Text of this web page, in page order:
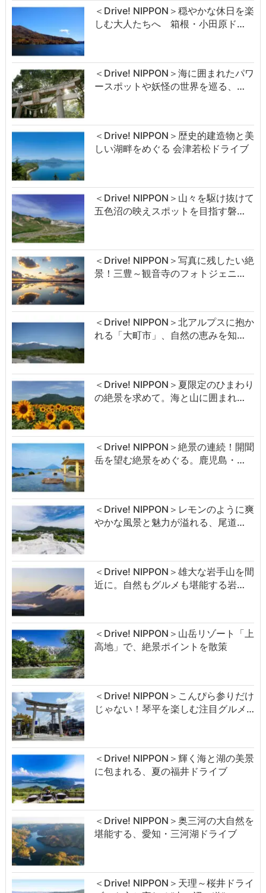
＜Drive! NIPPON＞穏やかな休日を楽
しむ大人たちへ 箱根・小田原ド…
＜Drive! NIPPON＞海に囲まれたパワ
ースポットや妖怪の世界を巡る、…
＜Drive! NIPPON＞歴史的建造物と美
しい湖畔をめぐる 会津若松ドライブ
＜Drive! NIPPON＞山々を駆け抜けて
五色沼の映えスポットを目指す磐…
＜Drive! NIPPON＞写真に残したい絶
景！三豊～観音寺のフォトジェニ…
＜Drive! NIPPON＞北アルプスに抱か
れる「大町市」、自然の恵みを知…
＜Drive! NIPPON＞夏限定のひまわり
の絶景を求めて。海と山に囲まれ…
＜Drive! NIPPON＞絶景の連続！開聞
岳を望む絶景をめぐる。鹿児島・…
＜Drive! NIPPON＞レモンのように爽
やかな風景と魅力が溢れる、尾道…
＜Drive! NIPPON＞雄大な岩手山を間
近に。自然もグルメも堪能する岩…
＜Drive! NIPPON＞山岳リゾート「上
高地」で、絶景ポイントを散策
＜Drive! NIPPON＞こんぴら参りだけ
じゃない！琴平を楽しむ注目グルメ…
＜Drive! NIPPON＞輝く海と湖の美景
に包まれる、夏の福井ドライブ
＜Drive! NIPPON＞奥三河の大自然を
堪能する、愛知・三河湖ドライブ
＜Drive! NIPPON＞天理～桜井ドライ